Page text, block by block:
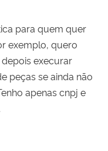
para quem quer
exemplo, quero
execurar
peças se ainda não
apenas cnpj e